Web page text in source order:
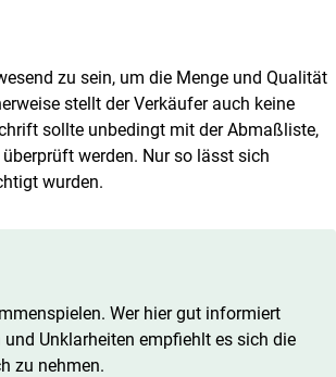
zu sein, um die Menge und Qualität
stellt der Verkäufer auch keine
sollte unbedingt mit der Abmaßliste,
werden. Nur so lässt sich
wurden.
Wer hier gut informiert
Unklarheiten empfiehlt es sich die
zu nehmen.